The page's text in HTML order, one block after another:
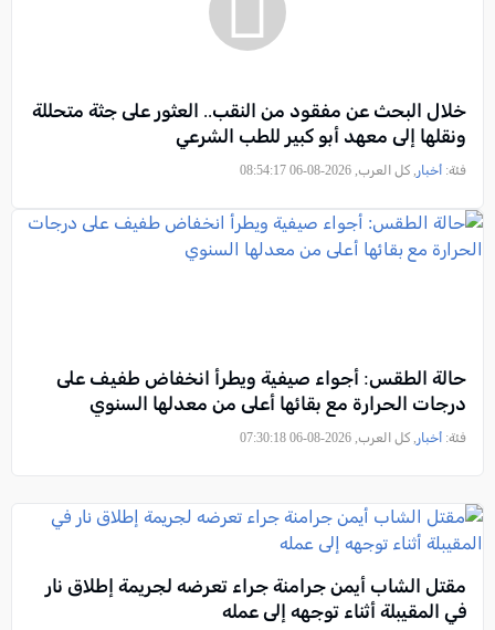
خلال البحث عن مفقود من النقب.. العثور على جثة متحللة
ونقلها إلى معهد أبو كبير للطب الشرعي
فئة: أخبار , كل العرب, 2026-08-06 08:54:17
حالة الطقس: أجواء صيفية ويطرأ انخفاض طفيف على
درجات الحرارة مع بقائها أعلى من معدلها السنوي
فئة: أخبار , كل العرب, 2026-08-06 07:30:18
مقتل الشاب أيمن جرامنة جراء تعرضه لجريمة إطلاق نار
في المقيبلة أثناء توجهه إلى عمله